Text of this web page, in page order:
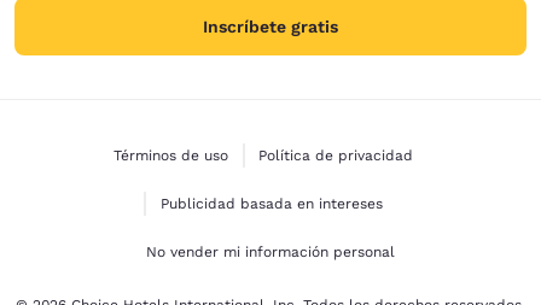
Inscríbete gratis
Términos de uso Política de privacidad
Publicidad basada en intereses
No vender mi información personal